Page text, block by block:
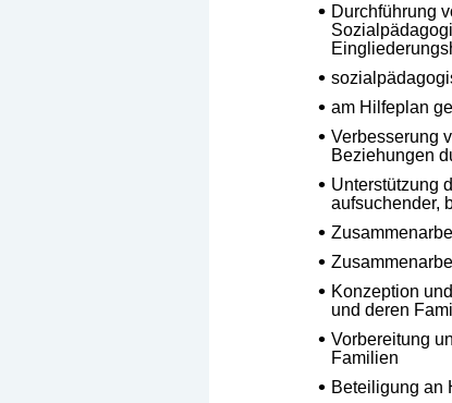
Durchführung
am Hilfeplan
Verbesserung
Beziehungen
Unterstützung
aufsuchender,
Konzeption
und deren
Vorbereitung
Familien
Beteiligung an